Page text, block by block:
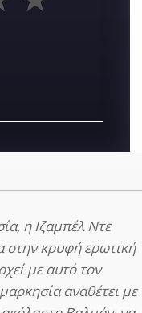
η Ιζαμπέλ Ντε
στην κρυφή ερωτική
με αυτό τον
αναθέτει με